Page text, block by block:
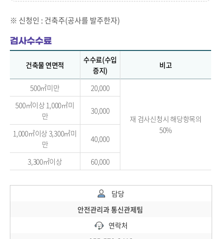
※ 신청인 : 건축주(공사를 발주한자)
검사수수료
건축물 연면적
수수료(수입
증지)
비고
500㎡미만 20,000
재 검사신청시 해당항목의
50%
500㎡이상 1,000㎡미
만
30,000
1,000㎡이상 3,300㎡미
만
40,000
3,300㎡이상 60,000
담당
안전관리과 통신관제팀
연락처